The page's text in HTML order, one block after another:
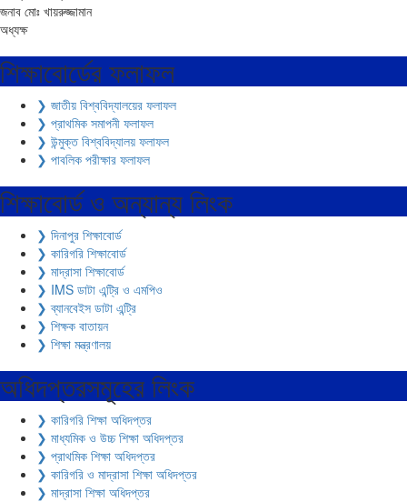
জনাব মোঃ খায়রুজ্জামান
অধ্যক্ষ
শিক্ষাবোর্ডের ফলাফল
❯ জাতীয় বিশ্ববিদ্যালয়ের ফলাফল
❯ প্রাথমিক সমাপনী ফলাফল
❯ উন্মুক্ত বিশ্ববিদ্যালয় ফলাফল
❯ পাবলিক পরীক্ষার ফলাফল
শিক্ষাবোর্ড ও অন্যান্য লিংক
❯ দিনাপুর শিক্ষাবোর্ড
❯ কারিগরি শিক্ষাবোর্ড
❯ মাদ্রাসা শিক্ষাবোর্ড
❯ IMS ডাটা এন্ট্রি ও এমপিও
❯ ব্যানবেইস ডাটা এন্ট্রি
❯ শিক্ষক বাতায়ন
❯ শিক্ষা মন্ত্রণালয়
অধিদপ্তরসমূহের লিংক
❯ কারিগরি শিক্ষা অধিদপ্তর
❯ মাধ্যমিক ও উচ্চ শিক্ষা অধিদপ্তর
❯ প্রাথমিক শিক্ষা অধিদপ্তর
❯ কারিগরি ও মাদ্রাসা শিক্ষা অধিদপ্তর
❯ মাদ্রাসা শিক্ষা অধিদপ্তর